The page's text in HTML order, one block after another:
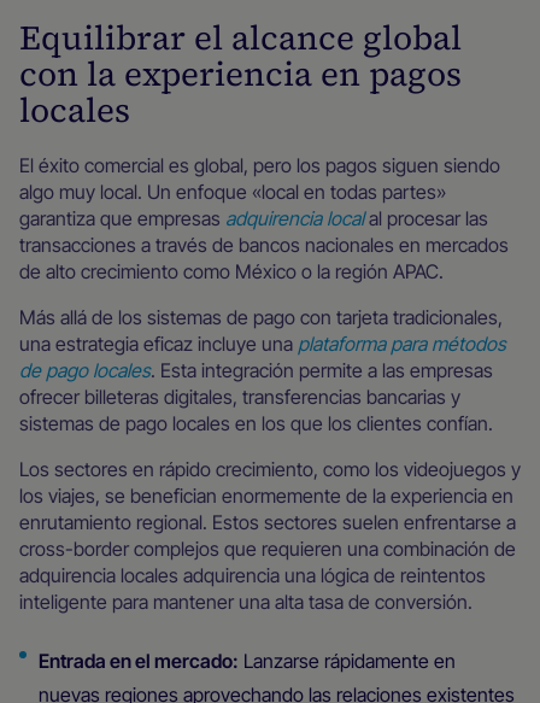
Equilibrar el alcance global
con la experiencia en pagos
locales
El éxito comercial es global, pero los pagos siguen siendo
algo muy local. Un enfoque «local en todas partes»
garantiza que empresas adquirencia localal procesar las
transacciones a través de bancos nacionales en mercados
de alto crecimiento como México o la región APAC.
Más allá de los sistemas de pago con tarjeta tradicionales,
una estrategia eficaz incluye una plataforma para métodos
de pago locales. Esta integración permite a las empresas
ofrecer billeteras digitales, transferencias bancarias y
sistemas de pago locales en los que los clientes confían.
Los sectores en rápido crecimiento, como los videojuegos y
los viajes, se benefician enormemente de la experiencia en
enrutamiento regional. Estos sectores suelen enfrentarse a
cross-border complejos que requieren una combinación de
adquirencia locales adquirencia una lógica de reintentos
inteligente para mantener una alta tasa de conversión.
Entrada en el mercado: Lanzarse rápidamente en
nuevas regiones aprovechando las relaciones existentes